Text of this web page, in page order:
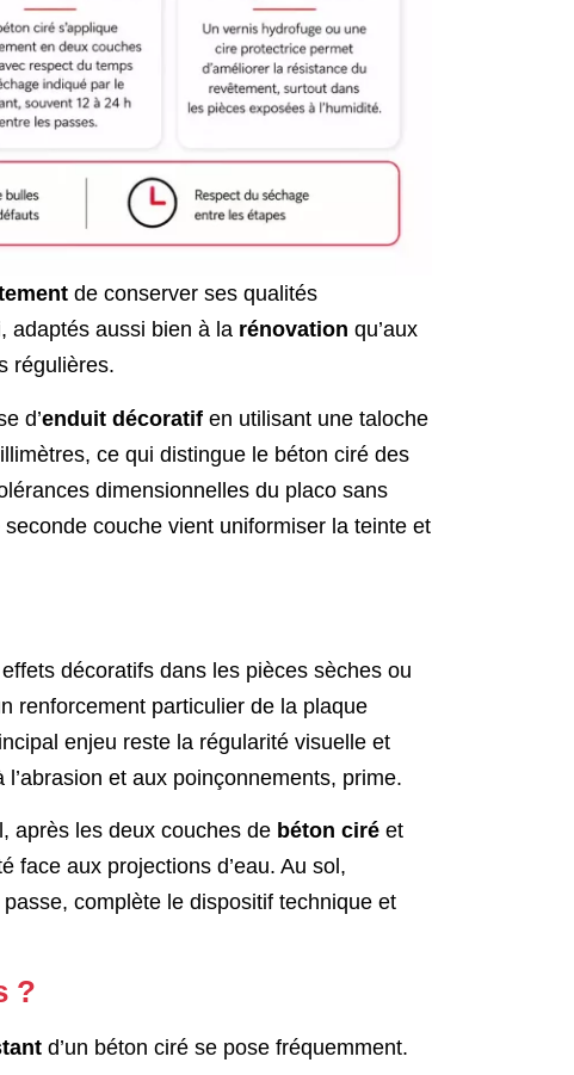
de conserver ses qualités
, adaptés aussi bien à la rénovation qu’aux
régulières.
d’enduit décoratif en utilisant une taloche
ce qui distingue le béton ciré des
dimensionnelles du placo sans
couche vient uniformiser la teinte et
décoratifs dans les pièces sèches ou
renforcement particulier de la plaque
enjeu reste la régularité visuelle et
et aux poinçonnements, prime.
après les deux couches de béton ciré et
face aux projections d’eau. Au sol,
complète le dispositif technique et
?
d’un béton ciré se pose fréquemment.